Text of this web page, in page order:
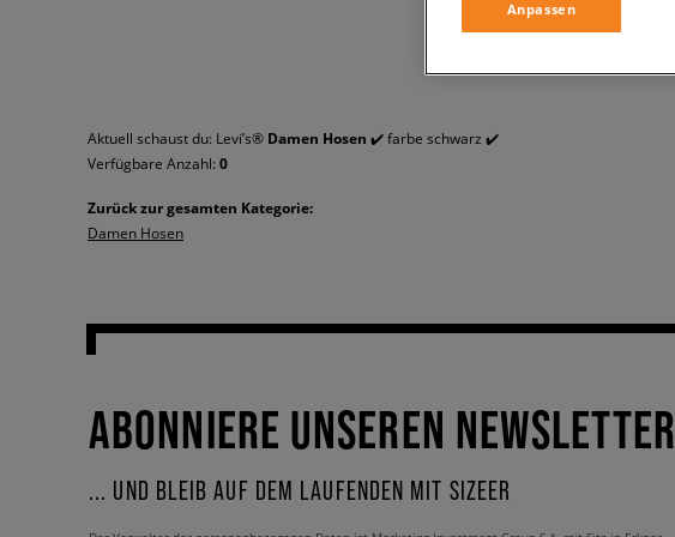
Aktuell schaust du: Levi’s® Damen Hosen ✔️ farbe schwarz ✔️
Verfügbare Anzahl: 0
Zurück zur gesamten Kategorie:
Damen Hosen
ABONNIERE UNSEREN NEWSLETTER
... UND BLEIB AUF DEM LAUFENDEN MIT SIZEER
Anpassen